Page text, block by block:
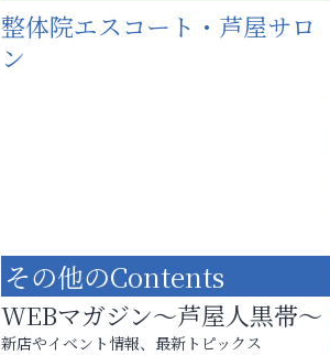
整体院エスコート・芦屋サロ
ン
その他のContents
WEBマガジン～芦屋人黒帯～
新店やイベント情報、最新トピックス